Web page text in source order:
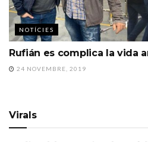
NOTÍCIES
Rufián es complica la vida
24 NOVEMBRE, 2019
Virals